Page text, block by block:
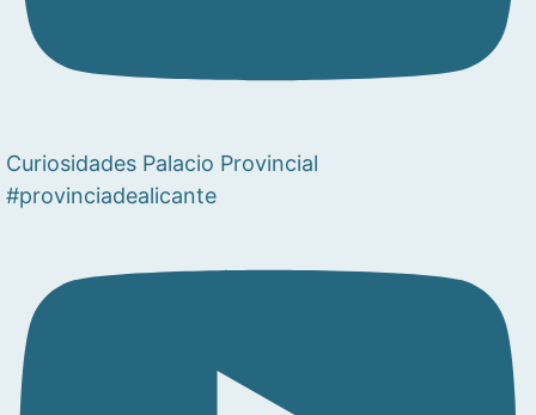
Curiosidades Palacio Provincial
#provinciadealicante